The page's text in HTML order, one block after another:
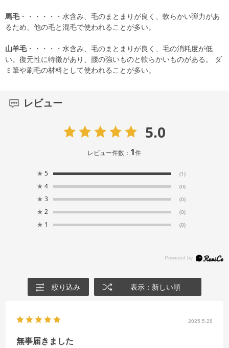
馬毛・・・・・・水含み、毛のまとまりが良く、軟らかい弾力があ
るため、他の毛と混毛で使われることが多い。
山羊毛・・・・・水含み、毛のまとまりが良く、毛の消耗度が低
い。復元性に特徴があり、腰の強いものと軟らかいものがある。 ダ
ミ筆や刷毛の材料として使われることが多い。
レビュー
5.0
レビュー件数： 1件
★ 5 (1)
★ 4 (0)
★ 3 (0)
★ 2 (0)
★ 1 (0)
絞り込み 表示：新しい順
2025.5.28
無事届きました